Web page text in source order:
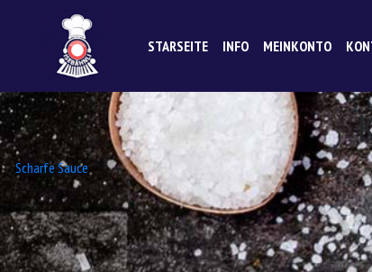
STARSEITE INFO MEINKONTO
Beitrags-
Navigation
Scharfe Sauce